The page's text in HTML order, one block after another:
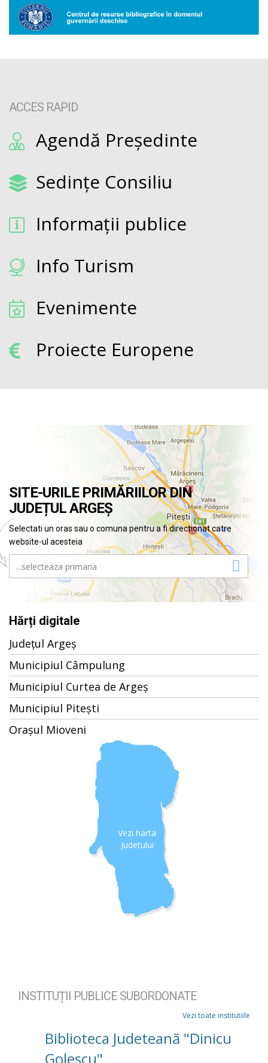
ACCES RAPID
Agendă Președinte
Sedințe Consiliu
Informații publice
Info Turism
Evenimente
Proiecte Europene
SITE-URILE PRIMĂRIILOR DIN
JUDEȚUL ARGEȘ
Selectati un oras sau o comuna pentru a fi directionat catre
website-ul acesteia
Hărți digitale
Județul Argeș
Municipiul Câmpulung
Municipiul Curtea de Argeș
Municipiul Pitești
Orașul Mioveni
Vezi harta
Judetului
INSTITUȚII PUBLICE SUBORDONATE
Vezi toate institutiile
Biblioteca Judeteană "Dinicu
Golescu"